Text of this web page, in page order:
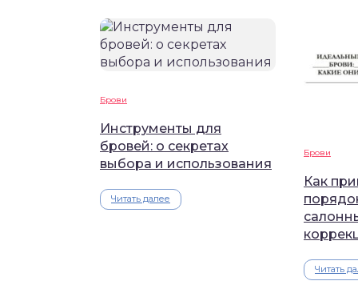
Брови
Инструменты для
бровей: о секретах
выбора и использования
Читать далее
Брови
Как
Читать